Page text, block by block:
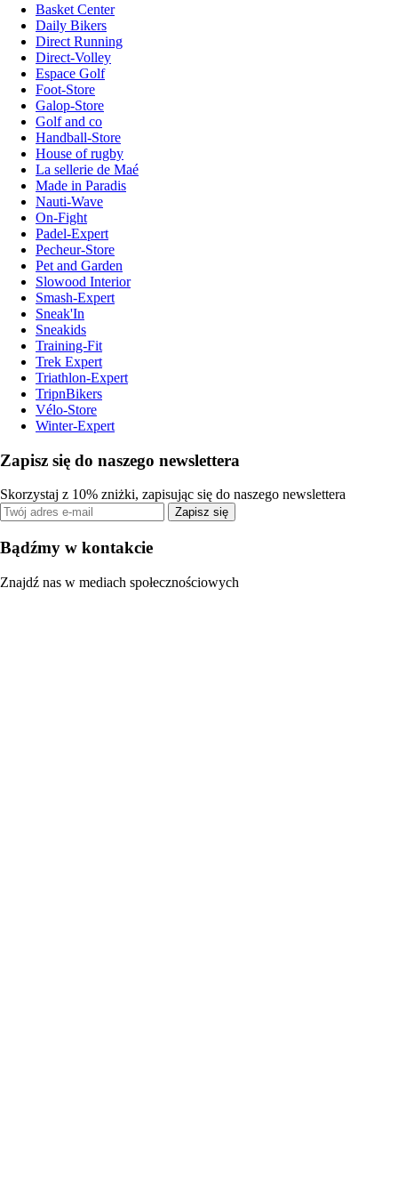
Basket Center
Daily Bikers
Direct Running
Direct-Volley
Espace Golf
Foot-Store
Galop-Store
Golf and co
Handball-Store
House of rugby
La sellerie de Maé
Made in Paradis
Nauti-Wave
On-Fight
Padel-Expert
Pecheur-Store
Pet and Garden
Slowood Interior
Smash-Expert
Sneak'In
Sneakids
Training-Fit
Trek Expert
Triathlon-Expert
TripnBikers
Vélo-Store
Winter-Expert
Zapisz się do naszego newslettera
Skorzystaj z 10% zniżki, zapisując się do naszego newslettera
Zapisz się
Bądźmy w kontakcie
Znajdź nas w mediach społecznościowych